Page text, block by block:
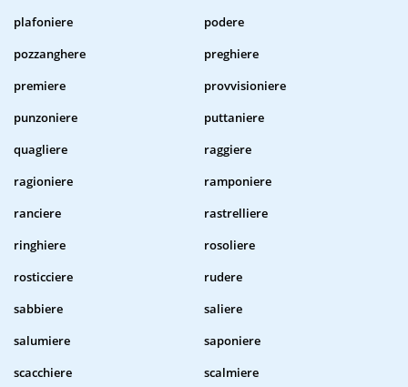
plafoniere
podere
pozzanghere
preghiere
premiere
provvisioniere
punzoniere
puttaniere
quagliere
raggiere
ragioniere
ramponiere
ranciere
rastrelliere
ringhiere
rosoliere
rosticciere
rudere
sabbiere
saliere
salumiere
saponiere
scacchiere
scalmiere